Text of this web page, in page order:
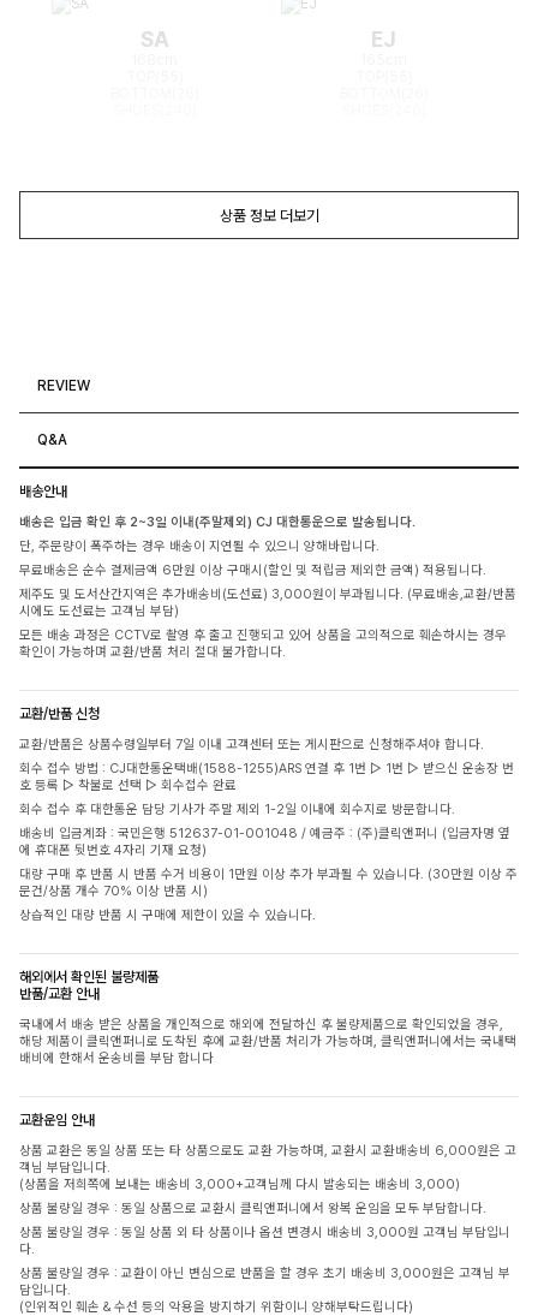
SA EJ
상품 정보 더보기
REVIEW
Q&A
배송안내
배송은 입금 확인 후 2~3일 이내(주말제외) CJ 대한통운으로 발송됩니다.
단, 주문량이 폭주하는 경우 배송이 지연될 수 있으니 양해바랍니다.
무료배송은 순수 결제금액 6만원 이상 구매시(할인 및 적립금 제외한 금액) 적용됩니다.
제주도 및 도서산간지역은 추가배송비(도선료) 3,000원이 부과됩니다. (무료배송,교환/반품
시에도 도선료는 고객님 부담)
모든 배송 과정은 CCTV로 촬영 후 출고 진행되고 있어 상품을 고의적으로 훼손하시는 경우
확인이 가능하며 교환/반품 처리 절대 불가합니다.
교환/반품 신청
교환/반품은 상품수령일부터 7일 이내 고객센터 또는 게시판으로 신청해주셔야 합니다.
회수 접수 방법 : CJ대한통운택배(1588-1255)ARS 연결 후 1번 ▷ 1번 ▷ 받으신 운송장 번
호 등록 ▷ 착불로 선택 ▷ 회수접수 완료
회수 접수 후 대한통운 담당 기사가 주말 제외 1-2일 이내에 회수지로 방문합니다.
배송비 입금계좌 : 국민은행 512637-01-001048 / 예금주 : (주)클릭앤퍼니 (입금자명 옆
에 휴대폰 뒷번호 4자리 기재 요청)
대량 구매 후 반품 시 반품 수거 비용이 1만원 이상 추가 부과될 수 있습니다. (30만원 이상 주
문건/상품 개수 70% 이상 반품 시)
상습적인 대량 반품 시 구매에 제한이 있을 수 있습니다.
해외에서 확인된 불량제품
반품/교환 안내
국내에서 배송 받은 상품을 개인적으로 해외에 전달하신 후 불량제품으로 확인되었을 경우,
해당 제품이 클릭앤퍼니로 도착된 후에 교환/반품 처리가 가능하며, 클릭앤퍼니에서는 국내택
배비에 한해서 운송비를 부담 합니다
교환운임 안내
상품 교환은 동일 상품 또는 타 상품으로도 교환 가능하며, 교환시 교환배송비 6,000원은 고
객님 부담입니다.
(상품을 저희쪽에 보내는 배송비 3,000+고객님께 다시 발송되는 배송비 3,000)
상품 불량일 경우 : 동일 상품으로 교환시 클릭앤퍼니에서 왕복 운임을 모두 부담합니다.
상품 불량일 경우 : 동일 상품 외 타 상품이나 옵션 변경시 배송비 3,000원 고객님 부담입니
다.
상품 불량일 경우 : 교환이 아닌 변심으로 반품을 할 경우 초기 배송비 3,000원은 고객님 부
담입니다.
(인위적인 훼손 & 수선 등의 악용을 방지하기 위함이니 양해부탁드립니다)